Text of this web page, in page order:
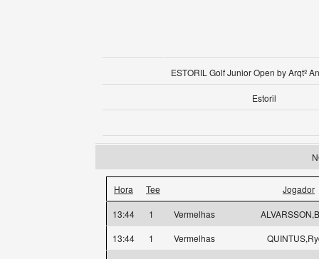
ESTORIL Golf Junior Open by Arqtº
Estoril
Hora Tee Jogador
13:44 1 Vermelhas
13:44
1 Vermelhas